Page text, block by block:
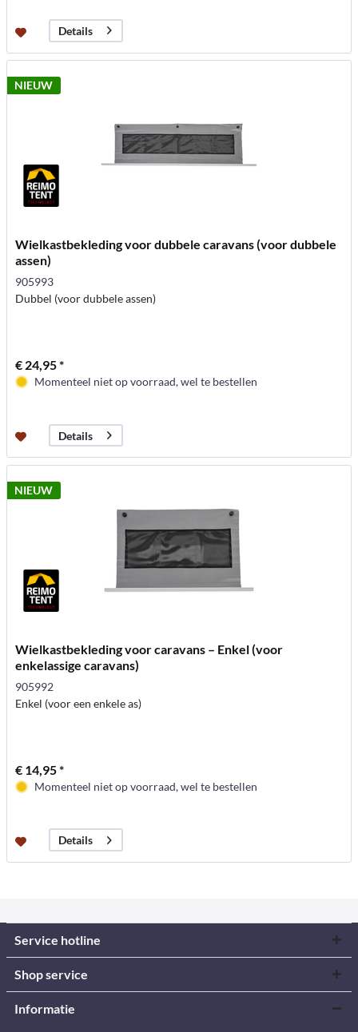
Details
NIEUW
Wielkastbekleding voor dubbele caravans (voor dubbele
assen)
905993
Dubbel (voor dubbele assen)
€ 24,95 *
Momenteel niet op voorraad, wel te bestellen
Details
NIEUW
Wielkastbekleding voor caravans – Enkel (voor
enkelassige caravans)
905992
Enkel (voor een enkele as)
€ 14,95 *
Momenteel niet op voorraad, wel te bestellen
Details
Service hotline
Shop service
Informatie